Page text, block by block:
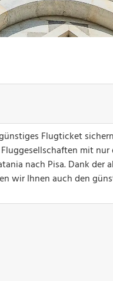
Flugticket
mit
nach Pisa. Dank der
wir Ihnen auch den